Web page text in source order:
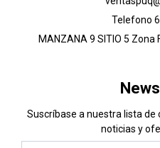
Telefono
MANZANA 9 SITIO 5
Suscríbase a nuestra lista
noticias y